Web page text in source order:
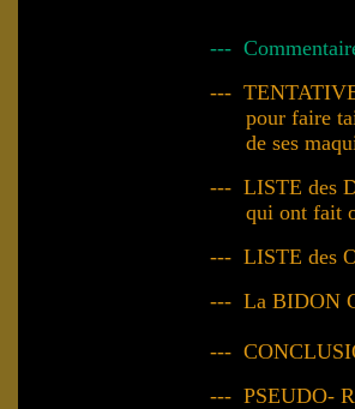
---
---
pour faire
de ses
--- LISTE des
qui ont fait
--- LISTE des
--- La BIDON
---
--- PSEUDO-